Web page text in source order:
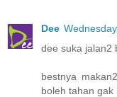
Dee
dee suka jalan2
bestnya
boleh tahan gak